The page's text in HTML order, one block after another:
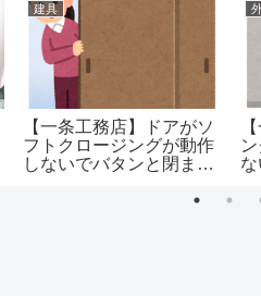
建具
【一条工務店】ドアがソ
フトクロージングが動作
しないでバタンと閉まる
これって2年点検過ぎる
な